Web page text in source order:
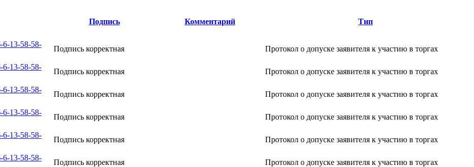
Подпись Комментарий Тип
6-13-58-58-
Подпись корректная Протокол о допуске заявителя к участию в торгах
6-13-58-58-
Подпись корректная Протокол о допуске заявителя к участию в торгах
6-13-58-58-
Подпись корректная Протокол о допуске заявителя к участию в торгах
6-13-58-58-
Подпись корректная Протокол о допуске заявителя к участию в торгах
6-13-58-58-
Подпись корректная Протокол о допуске заявителя к участию в торгах
6-13-58-58-
Подпись корректная Протокол о допуске заявителя к участию в торгах